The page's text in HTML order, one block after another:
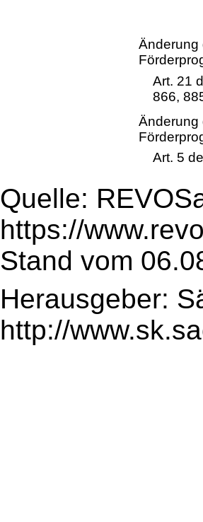
Änderung
Art. 21
866,
Änderung
Art. 5
Quelle:
https://
Stand vom
Herausgeber:
http://